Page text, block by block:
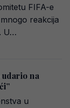
FIFA-e
reakcija
U…
udario na
u